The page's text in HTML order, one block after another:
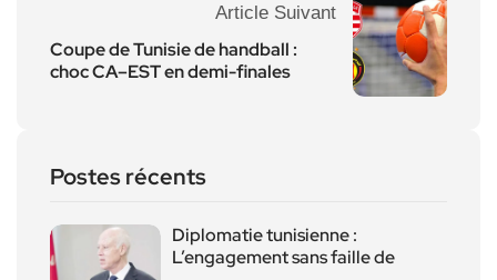
Article Suivant
Coupe de Tunisie de handball :
choc CA–EST en demi-finales
Postes récents
Diplomatie tunisienne :
L’engagement sans faille de